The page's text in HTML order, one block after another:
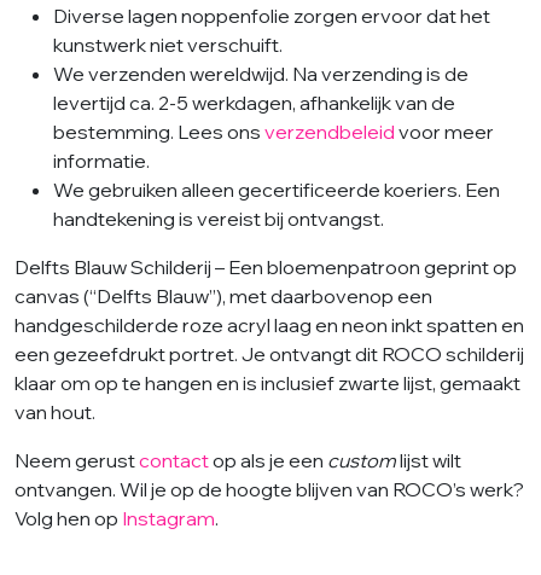
Diverse lagen noppenfolie zorgen ervoor dat het
kunstwerk niet verschuift.
We verzenden wereldwijd. Na verzending is de
levertijd ca. 2-5 werkdagen, afhankelijk van de
bestemming. Lees ons verzendbeleid voor meer
informatie.
We gebruiken alleen gecertificeerde koeriers. Een
handtekening is vereist bij ontvangst.
Delfts Blauw Schilderij – Een bloemenpatroon geprint op
canvas (“Delfts Blauw”), met daarbovenop een
handgeschilderde roze acryl laag en neon inkt spatten en
een gezeefdrukt portret. Je ontvangt dit ROCO schilderij
klaar om op te hangen en is inclusief zwarte lijst, gemaakt
van hout.
Neem gerustcontactop als je een customlijst wilt
ontvangen. Wil je op de hoogte blijven van ROCO’s werk?
Volg hen op Instagram.